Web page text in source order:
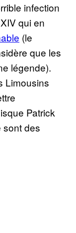
infection
qui en
(le
que les
légende).
Limousins
Patrick
sont des